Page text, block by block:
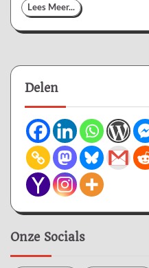
Lees Meer...
Delen
Onze Socials